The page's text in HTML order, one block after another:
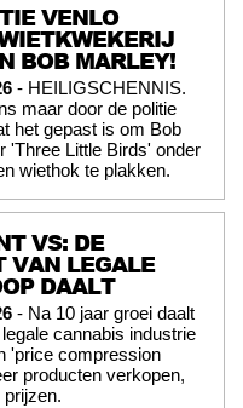
VENLO
BOB MARLEY!
- HEILIGSCHENNIS.
maar door de politie
het gepast is om Bob
'Three Little Birds' onder
wiethok te plakken.
VS: DE
VAN LEGALE
DAALT
- Na 10 jaar groei daalt
cannabis industrie
'price compression
producten verkopen,